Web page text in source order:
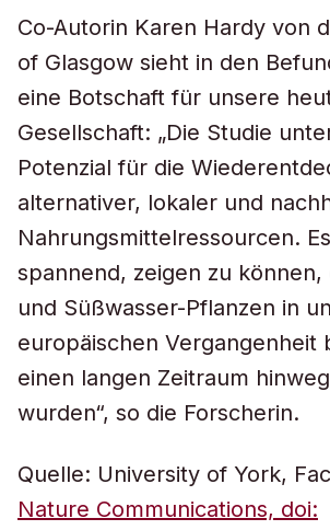
Co-Autorin Karen Hardy von
of Glasgow sieht in den
eine Botschaft für unsere
Gesellschaft: „Die Studie
Potenzial für die
alternativer, lokaler und
Nahrungsmittelressourcen.
spannend, zeigen zu können,
und Süßwasser-Pflanzen in
europäischen Vergangenheit
einen langen Zeitraum
wurden“, so die Forscherin.
Quelle: University of York,
Nature Communications, doi: